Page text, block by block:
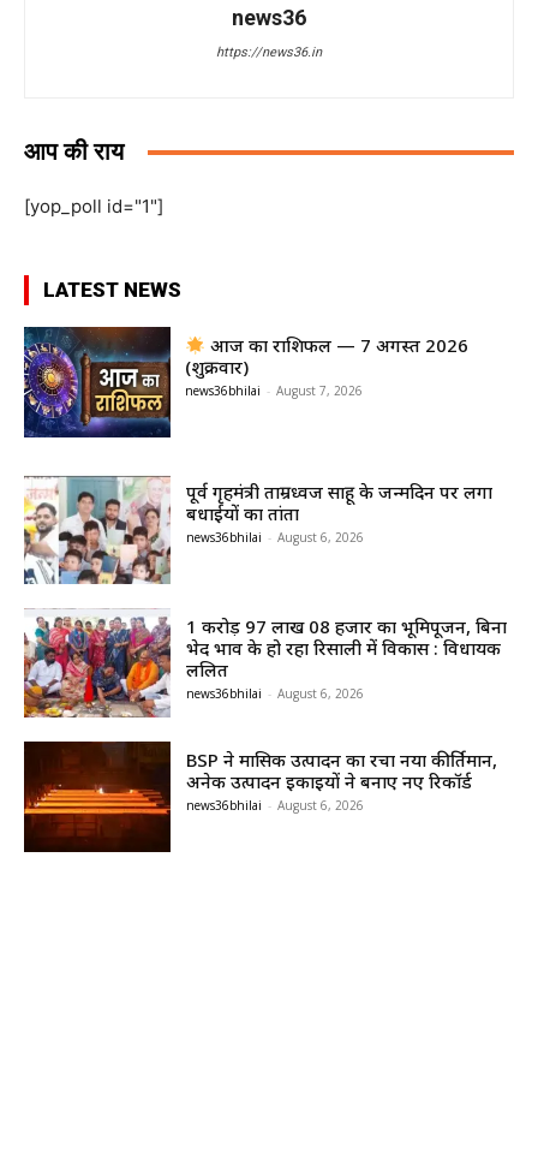
news36
https://news36.in
आप की राय
[yop_poll id="1"]
LATEST NEWS
आज का राशिफल — 7 अगस्त 2026
(शुक्रवार)
news36bhilai - August 7, 2026
पूर्व गृहमंत्री ताम्रध्वज साहू के जन्मदिन पर लगा
बधाईयों का तांता
news36bhilai - August 6, 2026
1 करोड़ 97 लाख 08 हजार का भूमिपूजन, बिना
भेद भाव के हो रहा रिसाली में विकास : विधायक
ललित
news36bhilai - August 6, 2026
BSP ने मासिक उत्पादन का रचा नया कीर्तिमान,
अनेक उत्पादन इकाइयों ने बनाए नए रिकॉर्ड
news36bhilai - August 6, 2026